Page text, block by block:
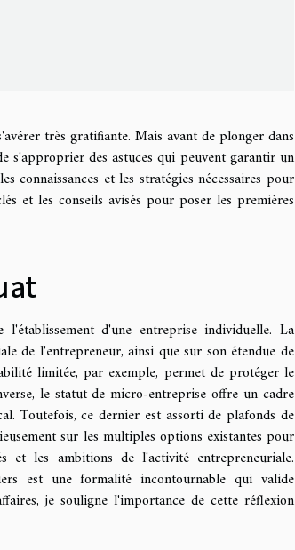
très gratifiante. Mais avant de plonger dans
s'approprier des astuces qui peuvent garantir un
connaissances et les stratégies nécessaires pour
et les conseils avisés pour poser les premières
d'une entreprise individuelle. La
de l'entrepreneur, ainsi que sur son étendue de
limitée, par exemple, permet de protéger le
le statut de micro-entreprise offre un cadre
Toutefois, ce dernier est assorti de plafonds de
sur les multiples options existantes pour
les ambitions de l'activité entrepreneuriale.
est une formalité incontournable qui valide
je souligne l'importance de cette réflexion